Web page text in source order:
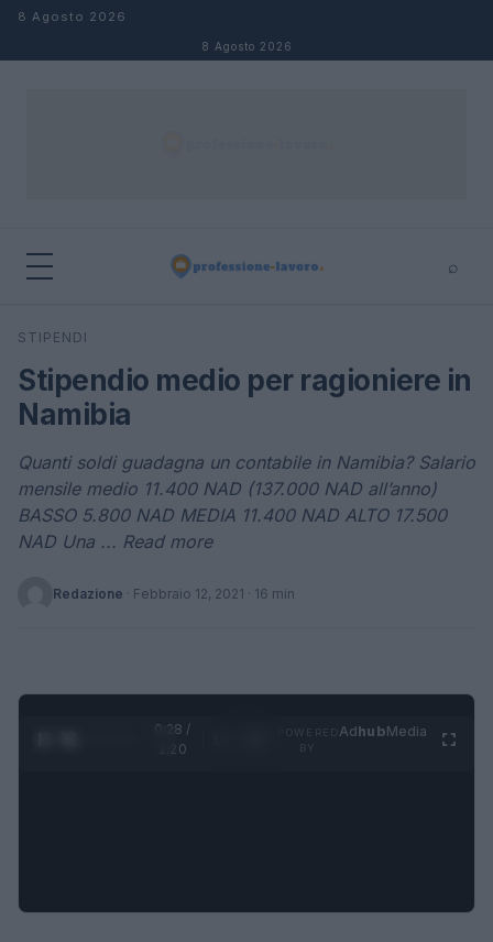
Salta al contenuto
8 Agosto 2026
8 Agosto 2026
⌕
Cerca
STIPENDI
Stipendio medio per ragioniere in
Namibia
Quanti soldi guadagna un contabile in Namibia? Salario
mensile medio 11.400 NAD (137.000 NAD all’anno)
BASSO 5.800 NAD MEDIA 11.400 NAD ALTO 17.500
NAD Una ... Read more
Redazione · Febbraio 12, 2021 · 16 min
0:29 /
1:20
AdhubMedia